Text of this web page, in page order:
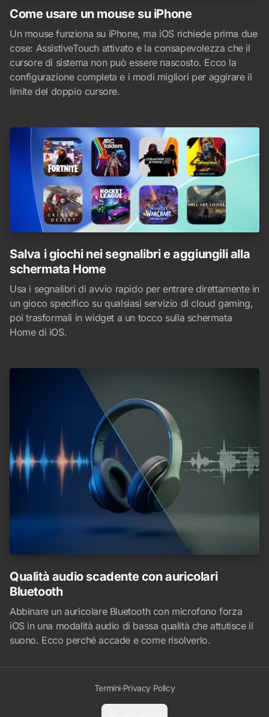
Come usare un mouse su iPhone
Un mouse funziona su iPhone, ma iOS richiede prima due
cose: AssistiveTouch attivato e la consapevolezza che il
cursore di sistema non può essere nascosto. Ecco la
configurazione completa e i modi migliori per aggirare il
limite del doppio cursore.
Salva i giochi nei segnalibri e aggiungili alla
schermata Home
Usa i segnalibri di avvio rapido per entrare direttamente in
un gioco specifico su qualsiasi servizio di cloud gaming,
poi trasformali in widget a un tocco sulla schermata
Home di iOS.
Qualità audio scadente con auricolari
Bluetooth
Abbinare un auricolare Bluetooth con microfono forza
iOS in una modalità audio di bassa qualità che attutisce il
suono. Ecco perché accade e come risolverlo.
Termini·Privacy Policy